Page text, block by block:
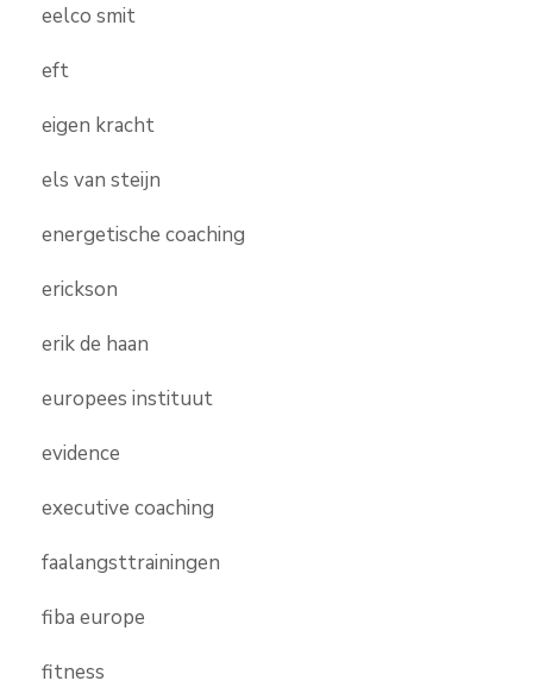
eelco smit
eft
eigen kracht
els van steijn
energetische coaching
erickson
erik de haan
europees instituut
evidence
executive coaching
faalangsttrainingen
fiba europe
fitness